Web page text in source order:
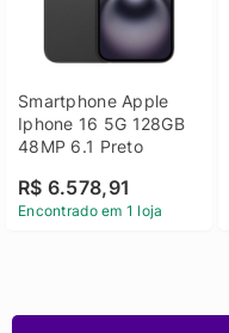
Smartphone Apple
Iphone 16 5G 128GB
48MP 6.1 Preto
R$ 6.578,91
Encontrado em 1 loja